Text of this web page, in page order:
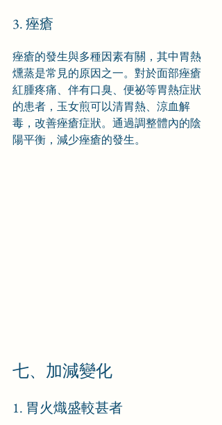
3. 痤瘡
痤瘡的發生與多種因素有關，其中胃熱
燻蒸是常見的原因之一。對於面部痤瘡
紅腫疼痛、伴有口臭、便祕等胃熱症狀
的患者，玉女煎可以清胃熱、涼血解
毒，改善痤瘡症狀。通過調整體內的陰
陽平衡，減少痤瘡的發生。
七、加減變化
1. 胃火熾盛較甚者